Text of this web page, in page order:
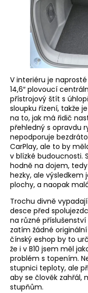
V interiéru je
14,6″ plovoucí
přístrojový štít s
sloupku řízení, takže
na to, jak má řidič
přehledný s opravdu
nepodporuje
CarPlay, ale to by
v blízké budoucnosti.
hodně na dojem,
hezky, ale výsledkem
plochy, a naopak
Trochu divně
desce před
na různé
zatím žádné
čínský eshop by to
že i v B10 jsem měl
problém s topením.
stupnici teploty, ale
aby se člověk zahřál,
stupňům.